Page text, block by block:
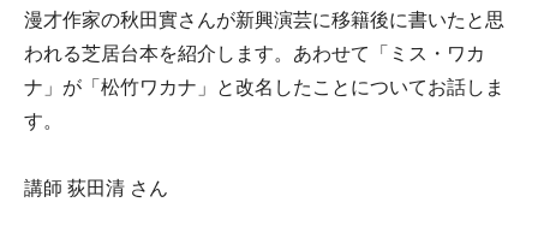
漫才作家の秋田實さんが新興演芸に移籍後に書いたと思
われる芝居台本を紹介します。あわせて「ミス・ワカ
ナ」が「松竹ワカナ」と改名したことについてお話しま
す。
講師 荻田清 さん